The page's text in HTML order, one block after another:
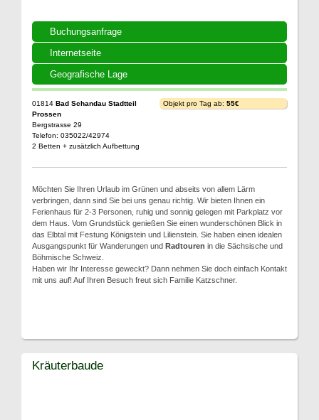
Buchungsanfrage
Internetseite
Geografische Lage
01814 Bad Schandau Stadtteil
Prossen
Bergstrasse 29
Telefon: 035022/42974
2 Betten + zusätzlich Aufbettung
Objekt pro Tag ab: 55€
Möchten Sie Ihren Urlaub im Grünen und abseits von allem Lärm
verbringen, dann sind Sie bei uns genau richtig. Wir bieten Ihnen ein
Ferienhaus für 2-3 Personen, ruhig und sonnig gelegen mit Parkplatz vor
dem Haus. Vom Grundstück genießen Sie einen wunderschönen Blick in
das Elbtal mit Festung Königstein und Lilienstein. Sie haben einen idealen
Ausgangspunkt für Wanderungen und Radtouren in die Sächsische und
Böhmische Schweiz.
Haben wir Ihr Interesse geweckt? Dann nehmen Sie doch einfach Kontakt
mit uns auf! Auf Ihren Besuch freut sich Familie Katzschner.
Kräuterbaude